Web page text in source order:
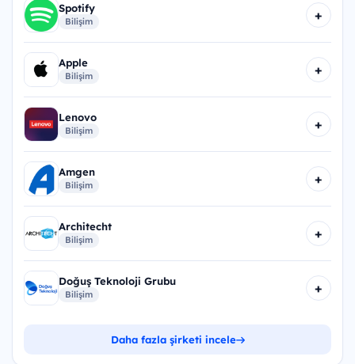
Spotify
Bilişim +
Apple
Bilişim +
Lenovo
Bilişim +
Amgen
Bilişim +
Architecht
Bilişim +
Doğuş Teknoloji Grubu
Bilişim +
Daha fazla şirketi incele